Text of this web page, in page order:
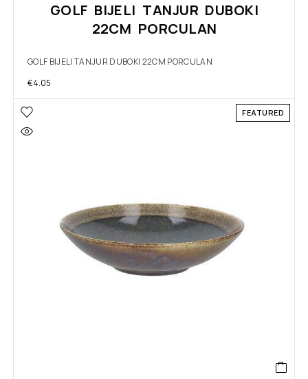
GOLF BIJELI TANJUR DUBOKI
22CM PORCULAN
GOLF BIJELI TANJUR DUBOKI 22CM PORCULAN
€4.05
FEATURED